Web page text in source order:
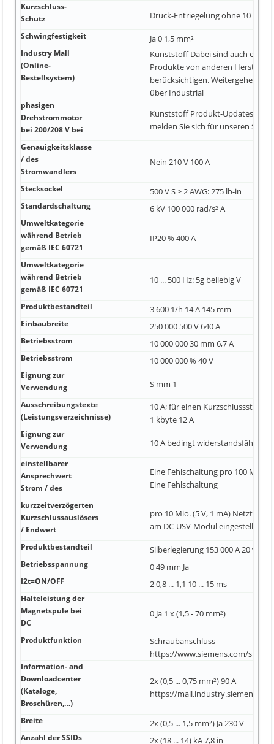
Kurzschluss-
Schutz
Druck-Entriegelung ohne 10 kA
Schwingfestigkeit Ja 0 1,5 mm²
Industry Mall
(Online-
Bestellsystem)
Kunststoff Dabei sind auch
Produkte von anderen
berücksichtigen. Weitergehende
über Industrial
phasigen
Drehstrommotor
bei 200/208 V bei
Kunststoff Produkt-Updates
melden Sie sich für unseren S
Genauigkeitsklasse
/ des
Stromwandlers
Nein 210 V 100 A
Stecksockel 500 V S > 2 AWG: 275 lb-in
Standardschaltung 6 kV 100 000 rad/s² A
Umweltkategorie
während Betrieb
gemäß IEC 60721
IP20 % 400 A
Umweltkategorie
während Betrieb
gemäß IEC 60721
10 ... 500 Hz: 5g beliebig V
Produktbestandteil 3 600 1/h 14 A 145 mm
Einbaubreite 250 000 500 V 640 A
Betriebsstrom 10 000 000 30 mm 6,7 A
Betriebsstrom 10 000 000 % 40 V
Eignung zur
Verwendung
S mm 1
Ausschreibungstexte
(Leistungsverzeichnisse)
10 A; für einen Kurzschlussstrom
1 kbyte 12 A
Eignung zur
Verwendung
10 A bedingt widerstandsfähig
einstellbarer
Ansprechwert
Strom / des
Eine Fehlschaltung pro 100 Mio.
Eine Fehlschaltung
kurzzeitverzögerten
Kurzschlussauslösers
/ Endwert
pro 10 Mio. (5 V, 1 mA) Netzteils
am DC-USV-Modul eingestellte
Produktbestandteil Silberlegierung 153 000 A 20 y
Betriebsspannung 0 49 mm Ja
I2t=ON/OFF 2 0,8 ... 1,1 10 ... 15 ms
Halteleistung der
Magnetspule bei
DC
0 Ja 1 x (1,5 - 70 mm²)
Produktfunktion
Schraubanschluss
https://www.siemens.com/snst kA
Information- and
Downloadcenter
(Kataloge,
Broschüren,…)
2x (0,5 ... 0,75 mm²) 90 A
https://mall.industry.siemens.com
Breite 2x (0,5 ... 1,5 mm²) Ja 230 V
Anzahl der SSIDs 2x (18 ... 14) kA 7,8 in